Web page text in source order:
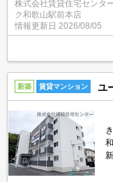
株式会社賃貸住宅センタ
ク和歌山駅前本店
情報更新日 2026/08/05
新築 賃貸マンション ユ